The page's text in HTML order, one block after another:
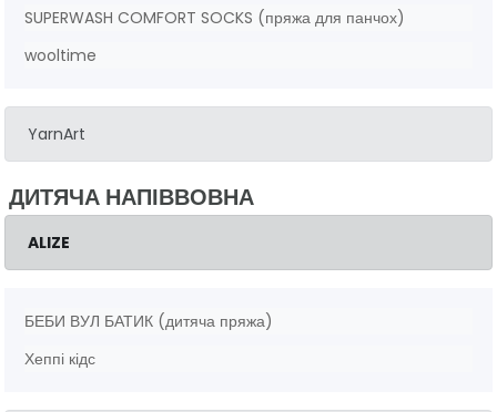
SUPERWASH COMFORT SOCKS (пряжа для панчох)
wooltime
YarnArt
ДИТЯЧА НАПІВВОВНА
ALIZE
БЕБИ ВУЛ БАТИК (дитяча пряжа)
Хеппі кідс